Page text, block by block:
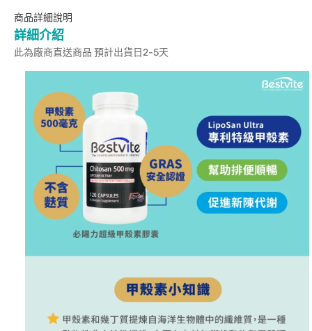
商品詳細說明
詳細介紹
此為廠商直送商品 預計出貨日2-5天